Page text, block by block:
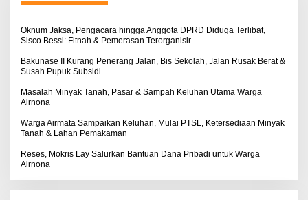
u
:Oknum Jaksa, Pengacara hingga Anggota DPRD Diduga Terlibat,
Sisco Bessi: Fitnah & Pemerasan Terorganisir
Bakunase II Kurang Penerang Jalan, Bis Sekolah, Jalan Rusak Berat &
Susah Pupuk Subsidi
Masalah Minyak Tanah, Pasar & Sampah Keluhan Utama Warga
Airnona
Warga Airmata Sampaikan Keluhan, Mulai PTSL, Ketersediaan Minyak
Tanah & Lahan Pemakaman
Reses, Mokris Lay Salurkan Bantuan Dana Pribadi untuk Warga
Airnona